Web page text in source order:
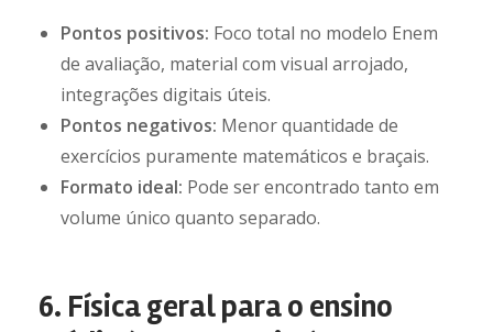
Pontos positivos: Foco total no modelo Enem
de avaliação, material com visual arrojado,
integrações digitais úteis.
Pontos negativos: Menor quantidade de
exercícios puramente matemáticos e braçais.
Formato ideal: Pode ser encontrado tanto em
volume único quanto separado.
6. Física geral para o ensino